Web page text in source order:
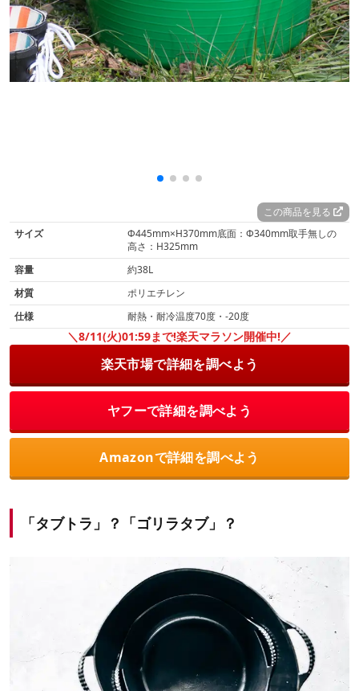
この商品を見る
サイズ
Φ445mm×H370mm底面：Φ340mm取手無しの
高さ：H325mm
容量
約38L
材質
ポリエチレン
仕様
耐熱・耐冷温度70度・-20度
＼8/11(火)01:59まで!楽天マラソン開催中!／
楽天市場で詳細を調べよう
ヤフーで詳細を調べよう
Amazonで詳細を調べよう
「タブトラ」？「ゴリラタブ」？